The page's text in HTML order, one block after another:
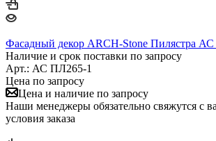
Фасадный декор ARCH-Stone Пилястра
Наличие и срок поставки по запросу
Арт.: АС ПЛ265-1
Цена по запросу
Цена и наличие по запросу
Наши менеджеры обязательно свяжутся с
условия заказа